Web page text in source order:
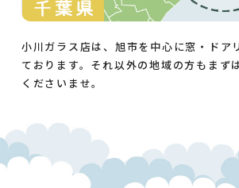
小川ガラス店は、旭市を中心に窓・ドア
ております。それ以外の地域の方もまず
くださいませ。